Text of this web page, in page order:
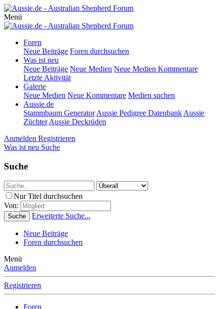
Menü
Foren
Neue Beiträge Foren durchsuchen
Was ist neu
Neue Beiträge Neue Medien Neue Medien Kommentare
Letzte Aktivität
Galerie
Neue Medien Neue Kommentare Medien suchen
Aussie.de
Stammbaum Generator Aussie Pedigree Datenbank Aussie
Züchter Aussie Deckrüden
Anmelden Registrieren
Was ist neu Suche
Suche
Nur Titel durchsuchen
Von:
Suche Erweiterte Suche...
Neue Beiträge
Foren durchsuchen
Menü
Anmelden
Registrieren
Foren